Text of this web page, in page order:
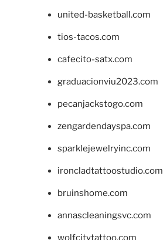
united-basketball.com
tios-tacos.com
cafecito-satx.com
graduacionviu2023.com
pecanjackstogo.com
zengardendayspa.com
sparklejewelryinc.com
ironcladtattoostudio.com
bruinshome.com
annascleaningsvc.com
wolfcitytattoo.com